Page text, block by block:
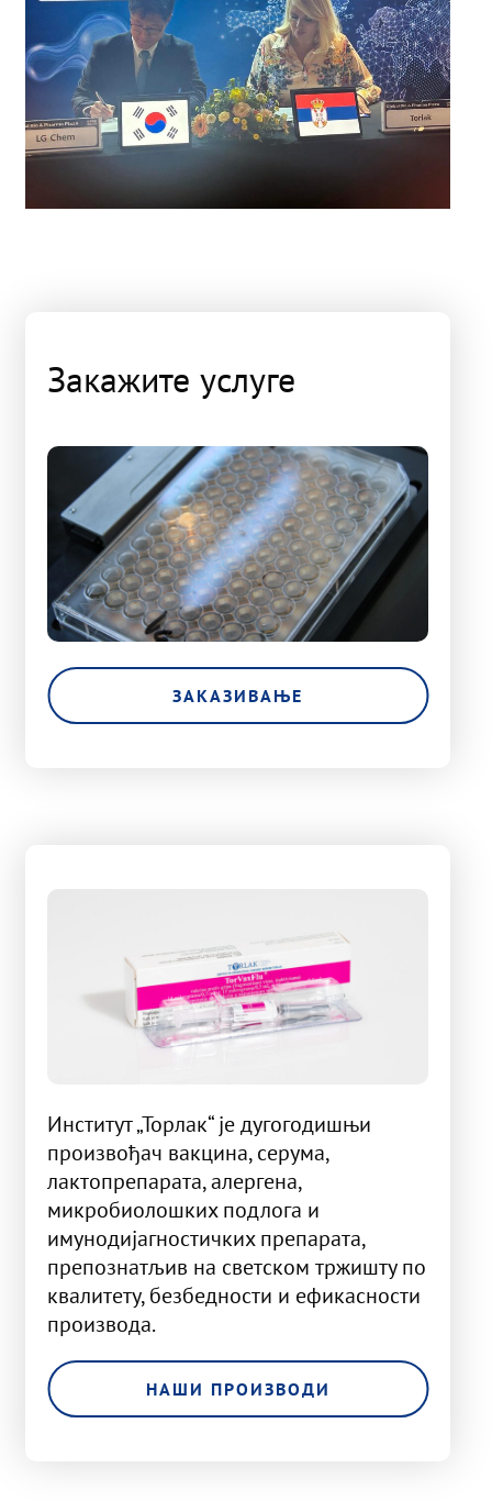
Закажите услуге
ЗАКАЗИВАЊЕ
Институт „Торлак“ је дугогодишњи
произвођач вакцина, серума,
лактопрепарата, алергена,
микробиолошких подлога и
имунодијагностичких препарата,
препознатљив на светском тржишту по
квалитету, безбедности и ефикасности
производа.
НАШИ ПРОИЗВОДИ